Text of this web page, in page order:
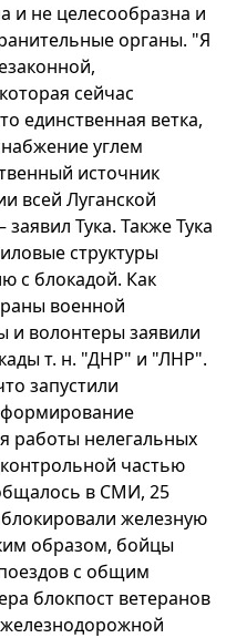
и не целесообразна и
органы. "Я
сейчас
единственная ветка,
углем
источник
всей Луганской
Тука. Также Тука
структуры
с блокадой. Как
военной
и волонтеры заявили
т. н. "ДНР" и "ЛНР".
запустили
работы нелегальных
частью
в СМИ, 25
железную
образом, бойцы
с общим
блокпост ветеранов